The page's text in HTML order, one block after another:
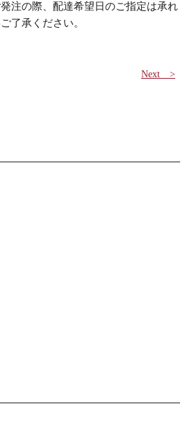
注の際、配達希望日のご指定は承れ
了承ください。
Next >